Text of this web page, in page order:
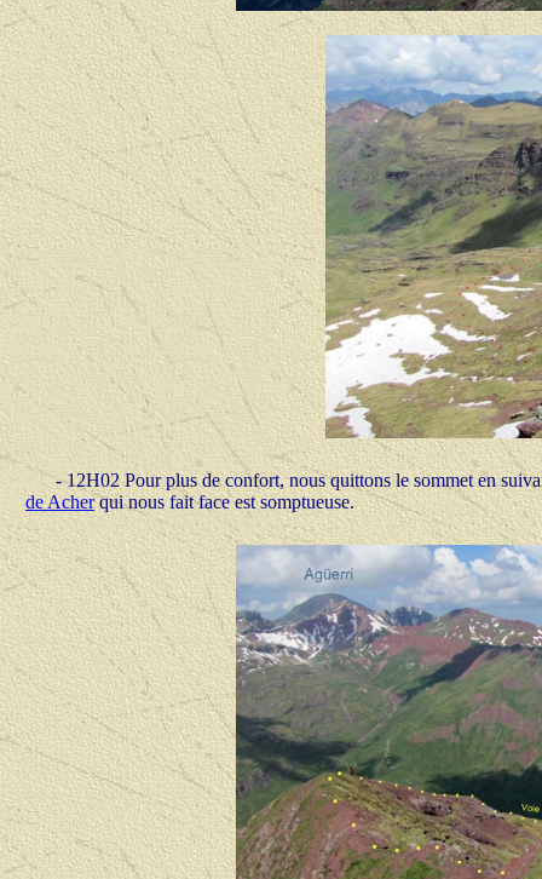
- 12H02 Pour plus de confort, nous quittons le sommet en
de Acherqui nous fait face est somptueuse.